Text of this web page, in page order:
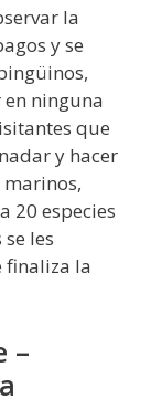
la
y se
ninguna
que
y hacer
marinos,
20 especies
les
finaliza la
–